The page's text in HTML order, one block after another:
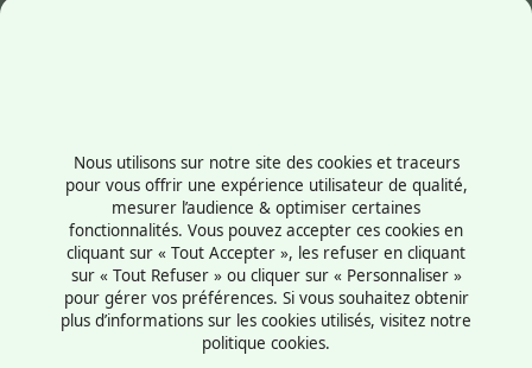
1 rue du Président Robert Schuman
45100 - Orléans
France
Nous utilisons sur notre site des cookies et traceurs
pour vous offrir une expérience utilisateur de qualité,
mesurer l’audience & optimiser certaines
fonctionnalités. Vous pouvez accepter ces cookies en
cliquant sur « Tout Accepter », les refuser en cliquant
sur « Tout Refuser » ou cliquer sur « Personnaliser »
pour gérer vos préférences. Si vous souhaitez obtenir
plus d’informations sur les cookies utilisés, visitez notre
politique cookies.